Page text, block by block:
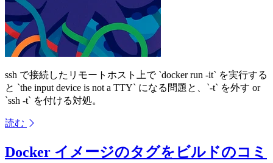
ssh で接続したリモートホスト上で `docker run -it` を実行する
と `the input device is not a TTY` になる問題と、`-t` を外す or
`ssh -t` を付ける対処。
読む
Docker イメージのタグをビルドのコミ